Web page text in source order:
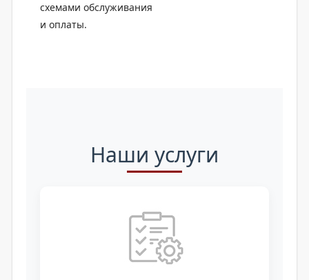
схемами обслуживания
и оплаты.
Наши услуги